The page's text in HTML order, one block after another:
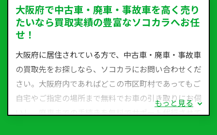
大阪府で中古車・廃車・事故車を高く売り
たいなら買取実績の豊富なソコカラへお任
せ！
大阪府に居住されている方で、中古車・廃車・事故車
の買取先をお探しなら、ソコカラにお問い合わせくだ
さい。大阪府内であればどこの市区町村であってもご
自宅やご指定の場所まで無料でお車の引き取りにお伺
いし、廃車までの手続きを無料でサポート代行させて
もっと見る